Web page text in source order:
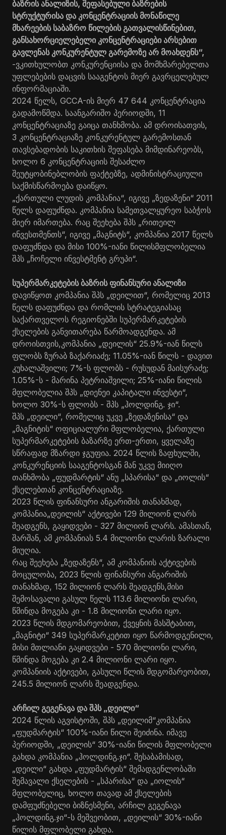
ბაზრის ანალიზის, შეფასებული ბაზრების
სტრუქტურისა და კონცენტრაციის მონაწილე
მხარეების საბაზრო წილების გათვალისწინებით,
განსახორციელებელი კონცენტრაციები არსებით
გავლენას კონკურენტულ გარემოზე არ მოახდენს“,
-ვკითხულობთ კონკურენციისა და მომხმარებელთა
უფლებების დაცვის სააგენტოს მიერ გავრცელებულ
ინფორმაციაში.
2024 წელს, GCCA-ის მიერ 47 644 კონცენტრაცია
გადამოწმდა. საანგარიშო პერიოდში, 11
კონცენტრაციაზე გაიცა თანხმობა. ამ დროისათვის,
3 კონცენტრაციაზე კონკურენტულ გარემოსთან
თავსებადობის საკითხის შეფასება მიმდინარეობს,
ხოლო 6 კონცენტრაციის შესაძლო
შეუტყობინებლობის ფაქტებზე, ადმინისტრაციული
საქმისწარმოება დაიწყო.
„ქართული ლუდის კომპანია“, იგივე „ზედაზენი“ 2011
წელს დაფუძნდა. კომპანია სამეთვალყურეო საბჭოს
მიერ იმართება. რაც შეეხება შპს „რითეილ
ინვესთმენთს“, იგივე „მაგნიტს“, კომპანია 2017 წელს
დაფუძნდა და მისი 100%-იანი წილისმფლობელია
შპს „ჩოჩელი ინვესტმენტ გრუპი“.
სუპერმარკეტების ბაზრის ფინანსური ანალიზი
დავიწყოთ კომპანია შპს „დეილით“, რომელიც 2013
წელს დაფუძნდა და რომლის სტრატეგიასაც
საქართველოს რეგიონებში სუპერმარკეტების
ქსელების განვითარება წარმოადგენდა. ამ
დროისთვის,კომპანია „დეილის“ 25.9%-იან წილს
ფლობს ზურაბ ზაქარიაძე; 11.05%-იან წილს - დავით
კუხალაშვილი; 7%-ს ფლობს - რუსუდან მაისურაძე;
1.05%-ს - მარინა პეტრიაშვილი; 25%-იანი წილის
მფლობელია შპს „დიენეი კაპიტალი ინვესტი“,
ხოლო 30%-ს ფლობს - შპს „ჰოლდინგ. ჯი“.
შპს „დეილი“, რომელიც უკვე „ზედაზენისა“ და
„მაგნიტის“ ოფიციალური მფლობელია, ქართული
სუპერმარკეტების ბაზარზე ერთ-ერთი, ყველაზე
სწრაფად მზარდი ჯგუფია. 2024 წლის ზაფხულში,
კონკურენციის სააგენტოსგან მან უკვე მიიღო
თანხმობა „ფუდმარტის“ ანუ „სპარისა“ და „იოლის“
ქსელებთან კონცენტრაციაზე.
2023 წლის ფინანსური ანგარიშის თანახმად,
კომპანია„დეილის“ აქტივები 129 მილიონ ლარს
შეადგენს, გაყიდვები - 327 მილიონ ლარს. ამასთან,
შარშან, ამ კომპანიას 5.4 მილიონი ლარის ზარალი
მიუღია.
რაც შეეხება „ზედაზენს“, ამ კომპანიის აქტივების
მოცულობა, 2023 წლის ფინანსური ანგარიშის
თანახმად, 152 მილიონ ლარს შეადგენს,მისი
შემოსავალი გასულ წელს 113.6 მილიონი ლარი,
წმინდა მოგება კი - 1.8 მილიონი ლარი იყო.
2023 წლის მდგომარეობით, ქვეყნის მასშტაბით,
„მაგნიტი“ 349 სუპერმარკეტით იყო წარმოდგენილი,
მისი მთლიანი გაყიდვები - 570 მილიონი ლარი,
წმინდა მოგება კი 2.4 მილიონი ლარი იყო.
კომპანიის აქტივები, გასული წლის მდგომარეობით,
245.5 მილიონ ლარს შეადგენდა.
არჩილ გეგენავა და შპს „დეილი“
2024 წლის აგვისტოში, შპს „დეილიმ“კომპანია
„ფუდმარტის“ 100%-იანი წილი შეიძინა. იმავე
პერიოდში, „დეილის“ 30%-იანი წილის მფლობელი
გახდა კომპანია „ჰოლდინგ.ჯი“. შესაბამისად,
„დეილი“ გახდა „ფუდმარტის“ შემადგენლობაში
შემავალი ქსელების - „სპარისა“ და „იოლის“
მფლობელიც, ხოლო თავად ამ ქსელების
დამფუძნებელი ბიზნესმენი, არჩილ გეგენავა
„ჰოლდინგ.ჯი“-ს მეშვეობით, „დეილის“ 30%-იანი
წილის მფლობელი გახდა.